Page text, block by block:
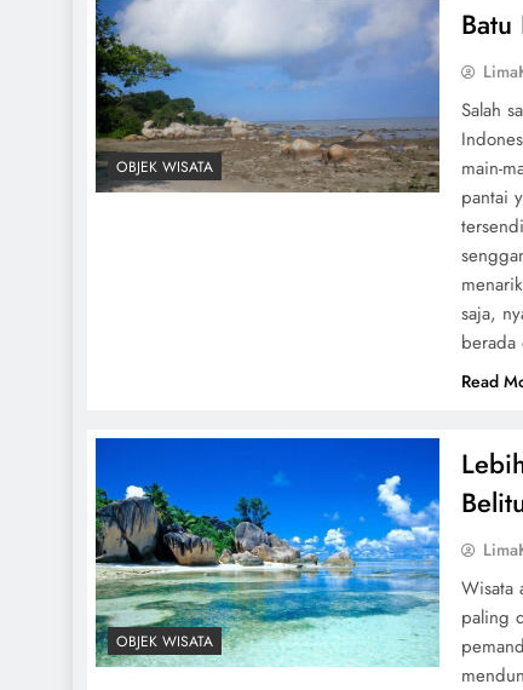
OBJEK WISATA
Salah
main-
pantai
saja,
berada
Read
OBJEK WISATA
Wisata
paling